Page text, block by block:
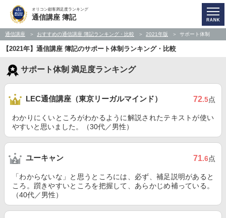
オリコン顧客満足度ランキング
通信講座 簿記
通信講座 おすすめの通信講座 簿記ランキング・比較 2021年版 サポート体制
【2021年】通信講座 簿記のサポート体制ランキング・比較
サポート体制 満足度ランキング
LEC通信講座（東京リーガルマインド） 72.5点
わかりにくいところがわかるように解説されたテキストが使い
やすいと思いました。（30代／男性）
ユーキャン 71.6点
「わからないな」と思うところには、必ず、補足説明があると
ころ。躓きやすいところを把握して、あらかじめ補っている。
（40代／男性）